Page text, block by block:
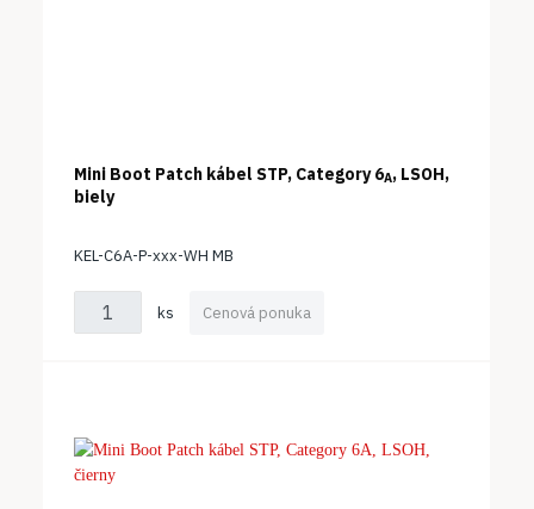
Mini Boot Patch kábel STP, Category 6A, LSOH,
biely
KEL-C6A-P-xxx-WH MB
ks Cenová ponuka